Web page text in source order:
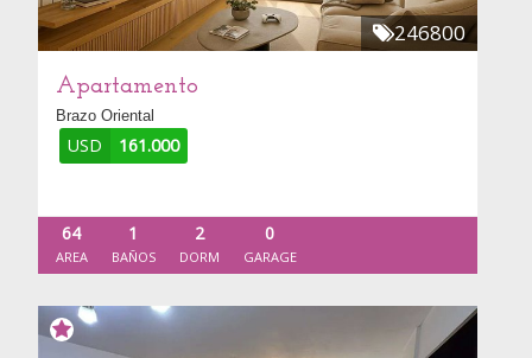
246800
Apartamento
Brazo Oriental
USD 161.000
64
AREA
1
BAÑOS
2
DORM
0
GARAGE